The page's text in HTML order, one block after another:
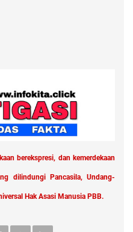
berekspresi, dan kemerdekaan
dilindungi Pancasila, Undang-
Hak Asasi Manusia PBB.